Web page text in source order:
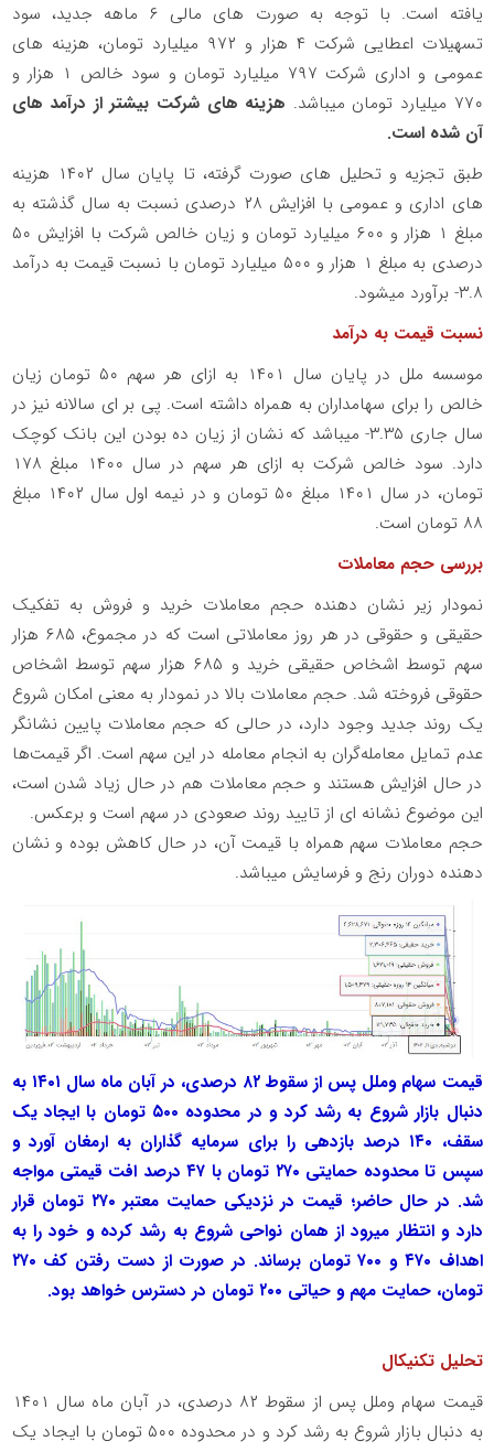
یافته است. با توجه به صورت های مالی ۶ ماهه جدید، سود
تسهیلات اعطایی شرکت ۴ هزار و ۹۷۲ میلیارد تومان، هزینه های
عمومی و اداری شرکت ۷۹۷ میلیارد تومان و سود خالص ۱ هزار و
۷۷۰ میلیارد تومان میباشد.
هزینه های شرکت بیشتر از درآمد های
آن شده است.
طبق تجزیه و تحلیل های صورت گرفته، تا پایان سال ۱۴۰۲ هزینه
های اداری و عمومی با افزایش ۲۸ درصدی نسبت به سال گذشته به
مبلغ ۱ هزار و ۶۰۰ میلیارد تومان و زیان خالص شرکت با افزایش ۵۰
درصدی به مبلغ ۱ هزار و ۵۰۰ میلیارد تومان با نسبت قیمت به درآمد
۳.۸- برآورد میشود.
نسبت قیمت به درآمد
موسسه ملل در پایان سال ۱۴۰۱ به ازای هر سهم ۵۰ تومان زیان
خالص را برای سهامداران به همراه داشته است. پی بر ای سالانه نیز در
سال جاری ۳.۳۵- میباشد که نشان از زیان ده بودن این بانک کوچک
دارد. سود خالص شرکت به ازای هر سهم در سال ۱۴۰۰ مبلغ ۱۷۸
تومان، در سال ۱۴۰۱ مبلغ ۵۰ تومان و در نیمه اول سال ۱۴۰۲ مبلغ
۸۸ تومان است.
بررسی حجم معاملات
نمودار زیر نشان ‌دهنده حجم معاملات خرید و فروش به تفکیک
حقیقی و حقوقی در هر روز معاملاتی است که در مجموع، ۶۸۵ هزار
سهم توسط اشخاص حقیقی خرید و ۶۸۵ هزار سهم توسط اشخاص
حقوقی فروخته شد. حجم معاملات بالا در نمودار به معنی امکان شروع
یک روند جدید وجود دارد، در حالی که حجم معاملات پایین نشانگر
عدم تمایل معامله‌گران به انجام معامله در این سهم است. اگر قیمت‌ها
در حال افزایش هستند و حجم معاملات هم در حال زیاد شدن است،
این موضوع نشانه ‌ای از تایید روند صعودی در سهم است و برعکس.
حجم معاملات سهم همراه با قیمت آن، در حال کاهش بوده و نشان
دهنده دوران رنج و فرسایش میباشد.
قیمت سهام وملل پس از سقوط ۸۲ درصدی، در آبان ماه سال ۱۴۰۱ به
دنبال بازار شروع به رشد کرد و در محدوده ۵۰۰ تومان با ایجاد یک
سقف، ۱۴۰ درصد بازدهی را برای سرمایه گذاران به ارمغان آورد و
سپس تا محدوده حمایتی ۲۷۰ تومان با ۴۷ درصد افت قیمتی مواجه
شد. در حال حاضر؛ قیمت در نزدیکی حمایت معتبر ۲۷۰ تومان قرار
دارد و انتظار میرود از همان نواحی شروع به رشد کرده و خود را به
اهداف ۴۷۰ و ۷۰۰ تومان برساند. در صورت از دست رفتن کف ۲۷۰
تومان، حمایت مهم و حیاتی ۲۰۰ تومان در دسترس خواهد بود.
تحلیل تکنیکال
قیمت سهام وملل پس از سقوط ۸۲ درصدی، در آبان ماه سال ۱۴۰۱
به دنبال بازار شروع به رشد کرد و در محدوده ۵۰۰ تومان با ایجاد یک